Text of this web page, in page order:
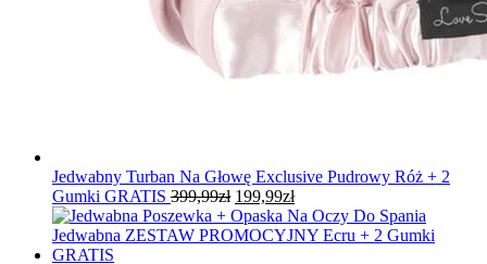
Jedwabny Turban Na Głowę Exclusive Pudrowy Róż + 2
Gumki GRATIS 399,99zł Pierwotna
cena
wynosiła:
199,99złAktualna
cena
wynosi: